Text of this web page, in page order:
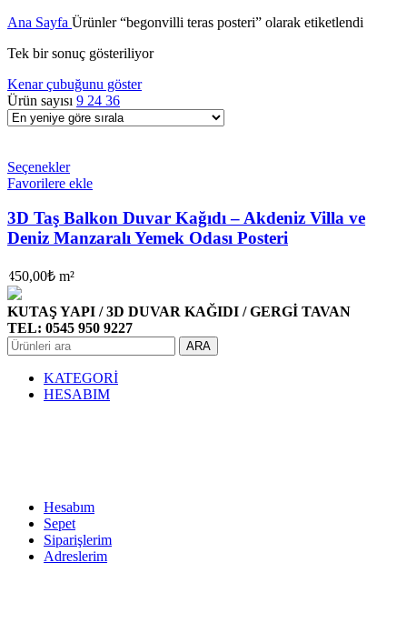
Ana Sayfa Ürünler “begonvilli teras posteri” olarak etiketlendi
Tek bir sonuç gösteriliyor
Kenar çubuğunu göster
Ürün sayısı 9 24 36
Seçenekler
Favorilere ekle
3D Taş Balkon Duvar Kağıdı – Akdeniz Villa ve
Deniz Manzaralı Yemek Odası Posteri
450,00₺ m²
KUTAŞ YAPI / 3D DUVAR KAĞIDI / GERGİ TAVAN
TEL: 0545 950 9227
ARA
KATEGORİ
HESABIM
Hesabım
Sepet
Siparişlerim
Adreslerim